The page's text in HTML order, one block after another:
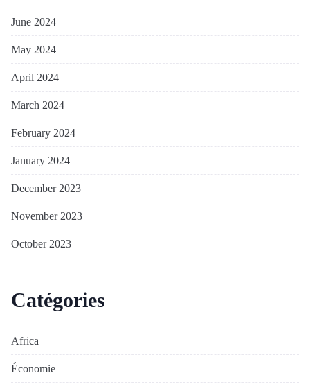
June 2024
May 2024
April 2024
March 2024
February 2024
January 2024
December 2023
November 2023
October 2023
Catégories
Africa
Économie